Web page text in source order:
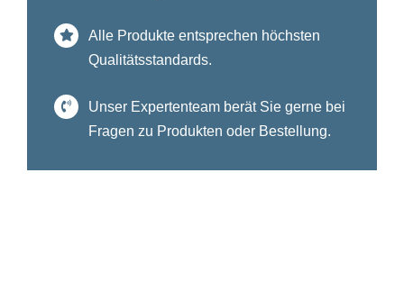
Alle Produkte entsprechen höchsten
Qualitätsstandards.
Unser Expertenteam berät Sie gerne bei
Fragen zu Produkten oder Bestellung.